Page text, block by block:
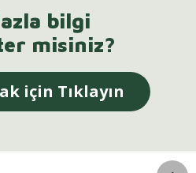
bilgi
misiniz?
için Tıklayın